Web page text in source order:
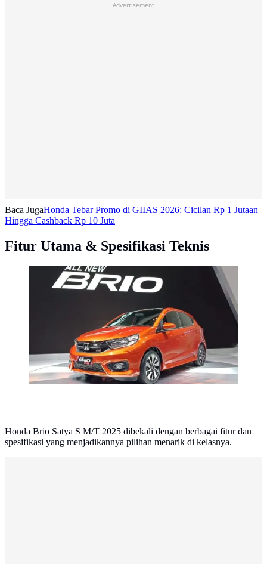
Advertisement
Baca JugaHonda Tebar Promo di GIIAS 2026: Cicilan Rp 1 Jutaan
Hingga Cashback Rp 10 Juta
Fitur Utama & Spesifikasi Teknis
All New Honda Brio untuk pertama kalinya
diperkenalkan di dunia pada perhelatan GIIAS 2018.
Honda Brio Satya S M/T 2025 dibekali dengan berbagai fitur dan
spesifikasi yang menjadikannya pilihan menarik di kelasnya.